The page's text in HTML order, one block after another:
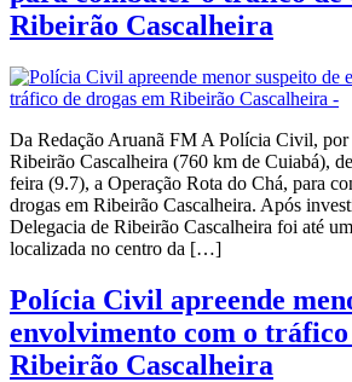
Ribeirão Cascalheira
Da Redação Aruanã FM A Polícia Civil, por
Ribeirão Cascalheira (760 km de Cuiabá),
feira (9.7), a Operação Rota do Chá, para
drogas em Ribeirão Cascalheira. Após
Delegacia de Ribeirão Cascalheira foi até
localizada no centro da […]
Polícia Civil apreende
envolvimento com o tráfico
Ribeirão Cascalheira